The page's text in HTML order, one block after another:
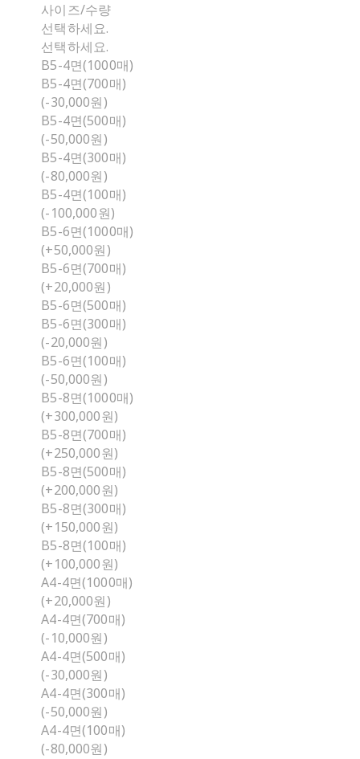
사이즈/수량
선택하세요.
선택하세요.
B5-4면(1000매)
B5-4면(700매)
(-30,000원)
B5-4면(500매)
(-50,000원)
B5-4면(300매)
(-80,000원)
B5-4면(100매)
(-100,000원)
B5-6면(1000매)
(+50,000원)
B5-6면(700매)
(+20,000원)
B5-6면(500매)
B5-6면(300매)
(-20,000원)
B5-6면(100매)
(-50,000원)
B5-8면(1000매)
(+300,000원)
B5-8면(700매)
(+250,000원)
B5-8면(500매)
(+200,000원)
B5-8면(300매)
(+150,000원)
B5-8면(100매)
(+100,000원)
A4-4면(1000매)
(+20,000원)
A4-4면(700매)
(-10,000원)
A4-4면(500매)
(-30,000원)
A4-4면(300매)
(-50,000원)
A4-4면(100매)
(-80,000원)